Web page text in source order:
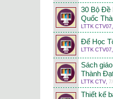
30 Bộ Đề
Quốc
LTTK CTV07
Để Học
LTTK CTV07
Sách
Thành
LTTK CTV
Thiết kế